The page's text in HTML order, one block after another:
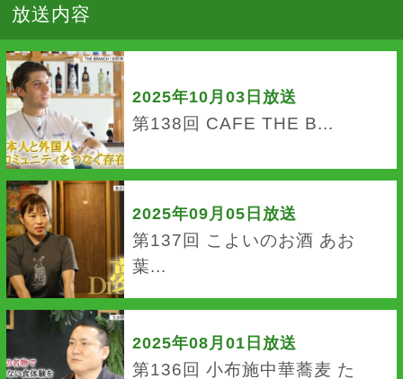
放送内容
2025年10月03日放送
第138回 CAFE THE B...
2025年09月05日放送
第137回 こよいのお酒 あお
葉...
2025年08月01日放送
第136回 小布施中華蕎麦 た